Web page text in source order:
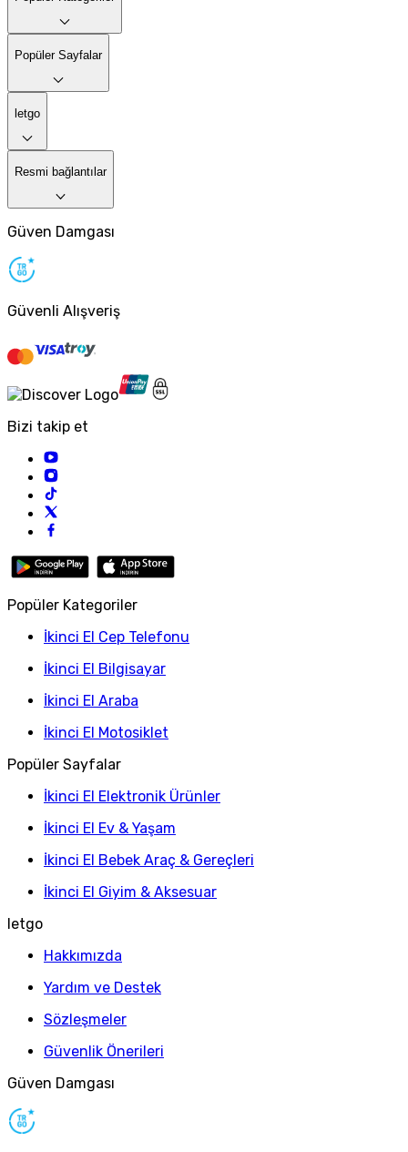
Popüler Sayfalar
letgo
Resmi bağlantılar
Güven Damgası
Güvenli Alışveriş
Bizi takip et
Popüler Kategoriler
İkinci El Cep Telefonu
İkinci El Bilgisayar
İkinci El Araba
İkinci El Motosiklet
Popüler Sayfalar
İkinci El Elektronik Ürünler
İkinci El Ev & Yaşam
İkinci El Bebek Araç & Gereçleri
İkinci El Giyim & Aksesuar
letgo
Hakkımızda
Yardım ve Destek
Sözleşmeler
Güvenlik Önerileri
Güven Damgası